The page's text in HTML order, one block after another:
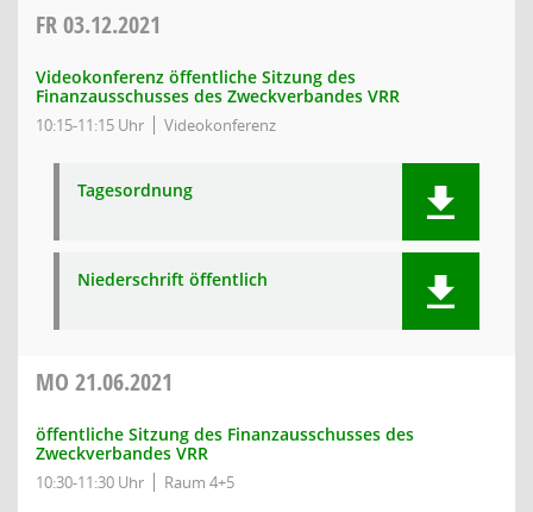
FR03.12.2021
Videokonferenz öffentliche Sitzung des
Finanzausschusses des Zweckverbandes VRR
10:15-11:15 Uhr Videokonferenz
Tagesordnung
Niederschrift öffentlich
MO 21.06.2021
öffentliche Sitzung des Finanzausschusses des
Zweckverbandes VRR
10:30-11:30 Uhr Raum 4+5